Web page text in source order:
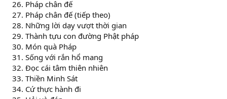
Pháp chân đế
Pháp chân đế (tiếp theo)
Những lời dạy vượt thời gian
Thành tựu con đường Phật pháp
Món quà Pháp
Sống với rắn hổ mang
Đọc cái tâm thiên nhiên
Thiền Minh Sát
Cứ thực hành đi